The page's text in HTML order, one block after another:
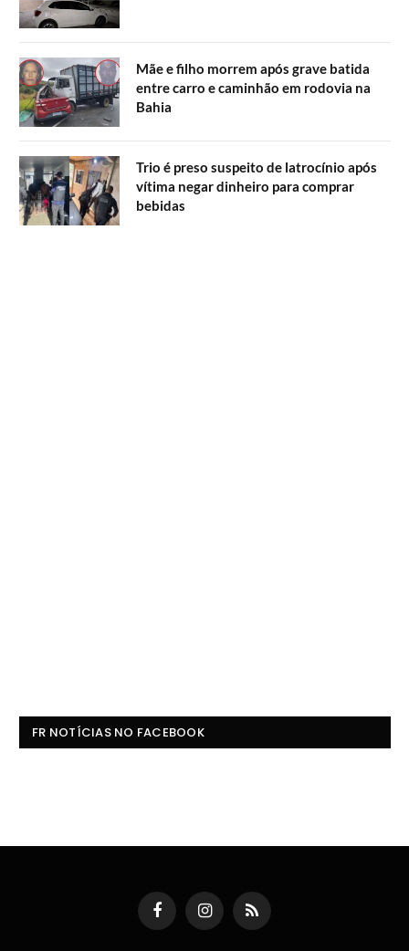
Mãe e filho morrem após grave batida
entre carro e caminhão em rodovia na
Bahia
Trio é preso suspeito de latrocínio após
vítima negar dinheiro para comprar
bebidas
FR NOTÍCIAS NO FACEBOOK
FacebookInstagramRSS